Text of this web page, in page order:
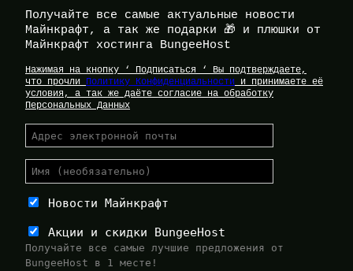
Получайте все самые актуальные новости
Майнкрафт, а так же подарки 🎁 и плюшки от
Майнкрафт хостинга BungeeHost
Нажимая на кнопку ‘ Подписаться ‘ Вы подтверждаете,
что прочли Политику Конфиденциальности и принимаете её
условия, а так же даёте согласие на обработку
Персональных Данных
Новости Майнкрафт
Акции и скидки BungeeHost
Получайте все самые лучшие предложения от
BungeeHost в 1 месте!